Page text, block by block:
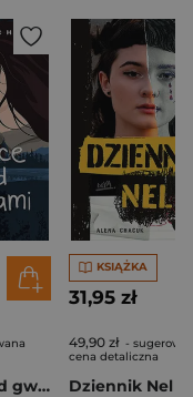
Obietnice pod gwiazdami
KSIĄŻKA
31,95 zł
49,90 zł -
cena detaliczna
Dziennik Nel